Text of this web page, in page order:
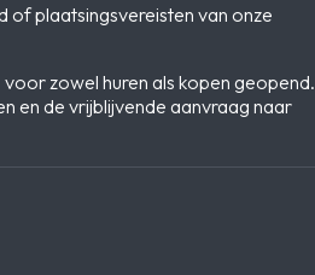
of plaatsingsvereisten van onze
zowel huren als kopen geopend.
en de vrijblijvende aanvraag naar